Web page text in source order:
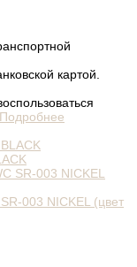
картой.
Подробнее
003 NICKEL (цвет